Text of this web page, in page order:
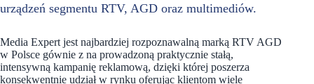
urządzeń segmentu RTV, AGD oraz multimediów.
Media Expert jest najbardziej rozpoznawalną marką RTV AGD
w Polsce gównie z na prowadzoną praktycznie stałą,
intensywną kampanię reklamową, dzięki której poszerza
konsekwentnie udział w rynku oferując klientom wiele